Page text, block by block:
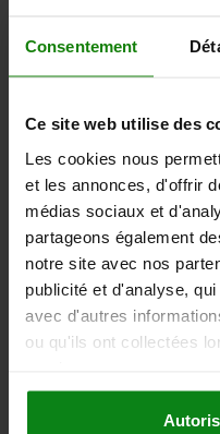
Consentement
Ce site web utilise des
Les cookies nous
et les annonces, d'offrir
médias sociaux et
partageons également
notre site avec nos
publicité et d'analyse,
avec d'autres
ou qu'ils ont collectées
PLATE ANTI-SLIP
LOAD RATING MAX. KN=30
Order number:27801-
19,01 €
plus shipping costs
27801 D